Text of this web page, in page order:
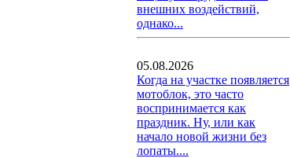
внешних воздействий,
однако...
05.08.2026
Когда на участке появляется
мотоблок, это часто
воспринимается как
праздник. Ну, или как
начало новой жизни без
лопаты....